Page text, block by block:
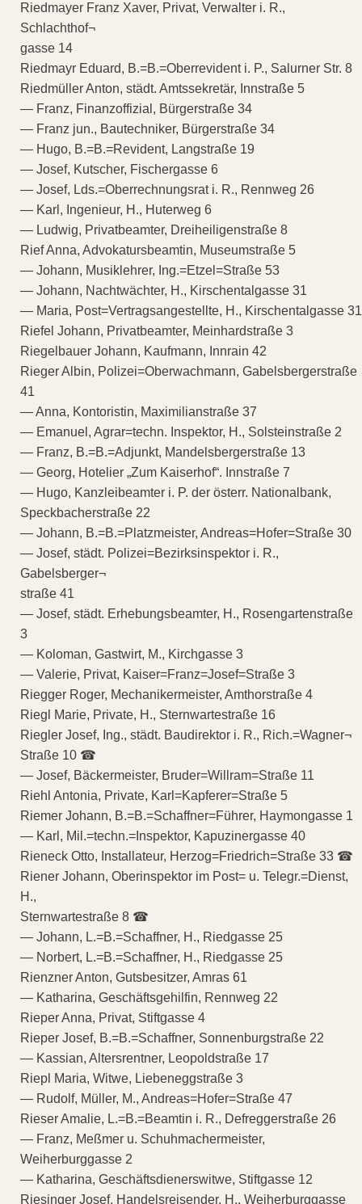
Riedmayer Franz Xaver, Privat, Verwalter i. R.,
Schlachthof¬
gasse 14
Riedmayr Eduard, B.=B.=Oberrevident i. P., Salurner Str. 8
Riedmüller Anton, städt. Amtssekretär, Innstraße 5
— Franz, Finanzoffizial, Bürgerstraße 34
— Franz jun., Bautechniker, Bürgerstraße 34
— Hugo, B.=B.=Revident, Langstraße 19
— Josef, Kutscher, Fischergasse 6
— Josef, Lds.=Oberrechnungsrat i. R., Rennweg 26
— Karl, Ingenieur, H., Huterweg 6
— Ludwig, Privatbeamter, Dreiheiligenstraße 8
Rief Anna, Advokatursbeamtin, Museumstraße 5
— Johann, Musiklehrer, Ing.=Etzel=Straße 53
— Johann, Nachtwächter, H., Kirschentalgasse 31
— Maria, Post=Vertragsangestellte, H., Kirschentalgasse 31
Riefel Johann, Privatbeamter, Meinhardstraße 3
Riegelbauer Johann, Kaufmann, Innrain 42
Rieger Albin, Polizei=Oberwachmann, Gabelsbergerstraße
41
— Anna, Kontoristin, Maximilianstraße 37
— Emanuel, Agrar=techn. Inspektor, H., Solsteinstraße 2
— Franz, B.=B.=Adjunkt, Mandelsbergerstraße 13
— Georg, Hotelier „Zum Kaiserhof“. Innstraße 7
— Hugo, Kanzleibeamter i. P. der österr. Nationalbank,
Speckbacherstraße 22
— Johann, B.=B.=Platzmeister, Andreas=Hofer=Straße 30
— Josef, städt. Polizei=Bezirksinspektor i. R.,
Gabelsberger¬
straße 41
— Josef, städt. Erhebungsbeamter, H., Rosengartenstraße
3
— Koloman, Gastwirt, M., Kirchgasse 3
— Valerie, Privat, Kaiser=Franz=Josef=Straße 3
Riegger Roger, Mechanikermeister, Amthorstraße 4
Riegl Marie, Private, H., Sternwartestraße 16
Riegler Josef, Ing., städt. Baudirektor i. R., Rich.=Wagner¬
Straße 10 ☎
— Josef, Bäckermeister, Bruder=Willram=Straße 11
Riehl Antonia, Private, Karl=Kapferer=Straße 5
Riemer Johann, B.=B.=Schaffner=Führer, Haymongasse 1
— Karl, Mil.=techn.=Inspektor, Kapuzinergasse 40
Rieneck Otto, Installateur, Herzog=Friedrich=Straße 33 ☎
Riener Johann, Oberinspektor im Post= u. Telegr.=Dienst,
H.,
Sternwartestraße 8 ☎
— Johann, L.=B.=Schaffner, H., Riedgasse 25
— Norbert, L.=B.=Schaffner, H., Riedgasse 25
Rienzner Anton, Gutsbesitzer, Amras 61
— Katharina, Geschäftsgehilfin, Rennweg 22
Rieper Anna, Privat, Stiftgasse 4
Rieper Josef, B.=B.=Schaffner, Sonnenburgstraße 22
— Kassian, Altersrentner, Leopoldstraße 17
Riepl Maria, Witwe, Liebeneggstraße 3
— Rudolf, Müller, M., Andreas=Hofer=Straße 47
Rieser Amalie, L.=B.=Beamtin i. R., Defreggerstraße 26
— Franz, Meßmer u. Schuhmachermeister,
Weiherburggasse 2
— Katharina, Geschäftsdienerswitwe, Stiftgasse 12
Riesinger Josef, Handelsreisender, H., Weiherburggasse